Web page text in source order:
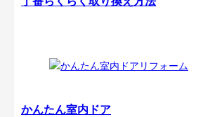
かんたん室内ドア